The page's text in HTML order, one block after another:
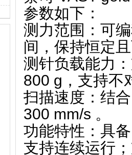
参数如下：
测力范围 ：可
间，保持恒定
测针负载能力
800 g ，支持
扫描速度 ：结
300 mm/s ‌ 。
功能特性 ：具
支持连续运行